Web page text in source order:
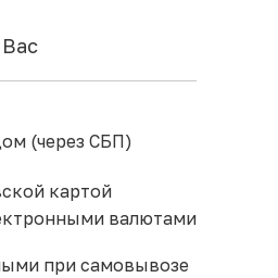
(через СБП)
картой
валютами
при самовывозе